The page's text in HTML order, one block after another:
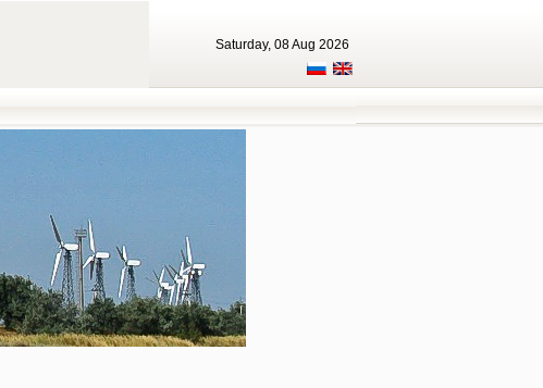
Saturday, 08 Aug 2026